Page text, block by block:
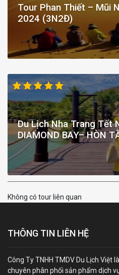
Tour Phan Thiết – Mũi
2024 (3N2Đ)
Du Lịch Nha Trang Tết
DIAMOND BAY– HÒN
TOUR LIÊN QUAN
Không có tour liên quan
THÔNG TIN LIÊN HỆ
Công Ty TNHH TMDV Du Lịch Việt
chuyên phân phối sản phẩm dịch